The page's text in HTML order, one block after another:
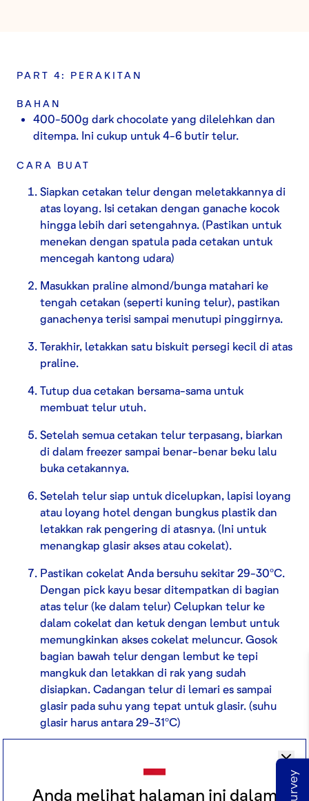
Anda melihat halaman ini dalam
PART 4: PERAKITAN
BAHAN
400-500g dark chocolate yang dilelehkan dan
ditempa. Ini cukup untuk 4-6 butir telur.
CARA BUAT
Siapkan cetakan telur dengan meletakkannya di
atas loyang. Isi cetakan dengan ganache kocok
hingga lebih dari setengahnya. (Pastikan untuk
menekan dengan spatula pada cetakan untuk
mencegah kantong udara)
Masukkan praline almond/bunga matahari ke
tengah cetakan (seperti kuning telur), pastikan
ganachenya terisi sampai menutupi pinggirnya.
Terakhir, letakkan satu biskuit persegi kecil di atas
praline.
Tutup dua cetakan bersama-sama untuk
membuat telur utuh.
Setelah semua cetakan telur terpasang, biarkan
di dalam freezer sampai benar-benar beku lalu
buka cetakannya.
Setelah telur siap untuk dicelupkan, lapisi loyang
atau loyang hotel dengan bungkus plastik dan
letakkan rak pengering di atasnya. (Ini untuk
menangkap glasir akses atau cokelat).
Pastikan cokelat Anda bersuhu sekitar 29-30ºC.
Dengan pick kayu besar ditempatkan di bagian
atas telur (ke dalam telur) Celupkan telur ke
dalam cokelat dan ketuk dengan lembut untuk
memungkinkan akses cokelat meluncur. Gosok
bagian bawah telur dengan lembut ke tepi
mangkuk dan letakkan di rak yang sudah
disiapkan. Cadangan telur di lemari es sampai
glasir pada suhu yang tepat untuk glasir. (suhu
glasir harus antara 29-31ºC)
dan kocok perlahan telur untuk menghilangkan